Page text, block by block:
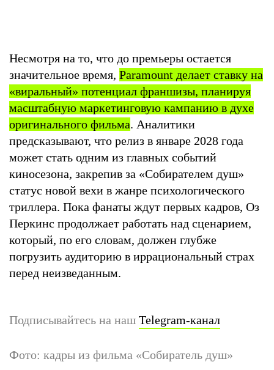
Несмотря на то, что до премьеры остается
значительное время, Paramount делает ставку на
«виральный» потенциал франшизы, планируя
масштабную маркетинговую кампанию в духе
оригинального фильма. Аналитики
предсказывают, что релиз в январе 2028 года
может стать одним из главных событий
киносезона, закрепив за «Собирателем душ»
статус новой вехи в жанре психологического
триллера. Пока фанаты ждут первых кадров, Оз
Перкинс продолжает работать над сценарием,
который, по его словам, должен глубже
погрузить аудиторию в иррациональный страх
перед неизведанным.
Подписывайтесь на наш Telegram-канал
Фото: кадры из фильма «Собиратель душ»